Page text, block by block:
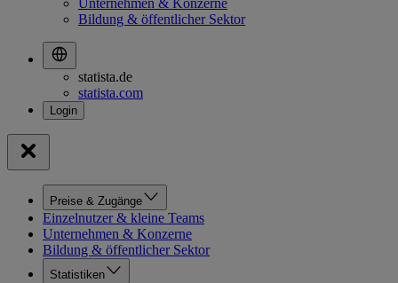
Unternehmen & Konzerne
Bildung & öffentlicher Sektor
statista.de
statista.com
Preise & Zugänge
Einzelnutzer & kleine Teams
Unternehmen & Konzerne
Bildung & öffentlicher Sektor
Statistiken